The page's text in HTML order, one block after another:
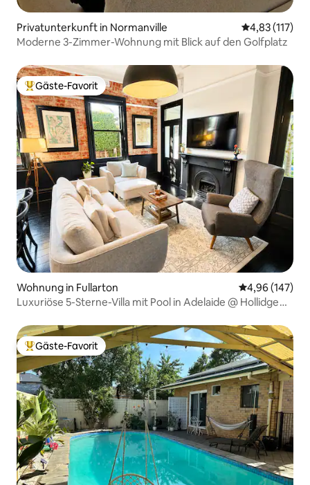
Privatunterkunft in Normanville
4,83 (117)
Moderne 3-Zimmer-Wohnung mit Blick auf den Golfplatz
Beliebter Gäste-Favorit.
Gäste-Favorit
Wohnung in Fullarton
4,96 (147)
Luxuriöse 5-Sterne-Villa mit Pool in Adelaide @ Hollidge
Beliebter Gäste-Favorit.
Gäste-Favorit